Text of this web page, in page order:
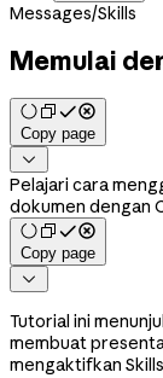
Messages/Skills
Memulai
Copy page

Pelajari cara
dokumen dengan
Copy page

Tutorial ini
membuat
mengaktifkan